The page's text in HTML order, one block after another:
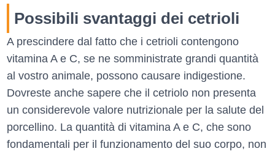
Possibili svantaggi dei cetrioli
A prescindere dal fatto che i cetrioli contengono
vitamina A e C, se ne somministrate grandi quantità
al vostro animale, possono causare indigestione.
Dovreste anche sapere che il cetriolo non presenta
un considerevole valore nutrizionale per la salute del
porcellino. La quantità di vitamina A e C, che sono
fondamentali per il funzionamento del suo corpo, non